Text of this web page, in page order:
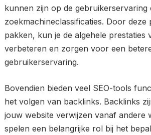
kunnen zijn op de gebruikerservaring
zoekmachineclassificaties. Door deze
pakken, kun je de algehele prestaties
verbeteren en zorgen voor een
gebruikerservaring.
Bovendien bieden veel SEO-tools
het volgen van backlinks. Backlinks
jouw website verwijzen vanaf andere
spelen een belangrijke rol bij het